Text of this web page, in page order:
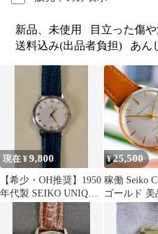
新品、未使用 目立った傷
送料込み(出品者負担)
あん
現在 ¥9,800
【希少・OH推奨】1950
年代製 SEIKO UNIQUE
セイコー ユニーク
¥25,500
稼働 Seiko
ゴールド 美